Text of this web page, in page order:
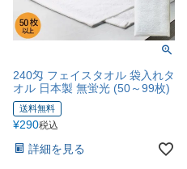
240匁 フェイスタオル 袋入れタ
オル 日本製 無蛍光 (50～99枚)
送料無料
¥290税込
詳細を見る